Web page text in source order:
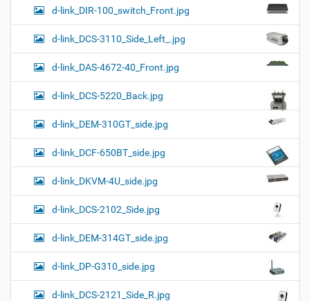
d-link_DIR-100_switch_Front.jpg
d-link_DCS-3110_Side_Left_.jpg
d-link_DAS-4672-40_Front.jpg
d-link_DCS-5220_Back.jpg
d-link_DEM-310GT_side.jpg
d-link_DCF-650BT_side.jpg
d-link_DKVM-4U_side.jpg
d-link_DCS-2102_Side.jpg
d-link_DEM-314GT_side.jpg
d-link_DP-G310_side.jpg
d-link_DCS-2121_Side_R.jpg